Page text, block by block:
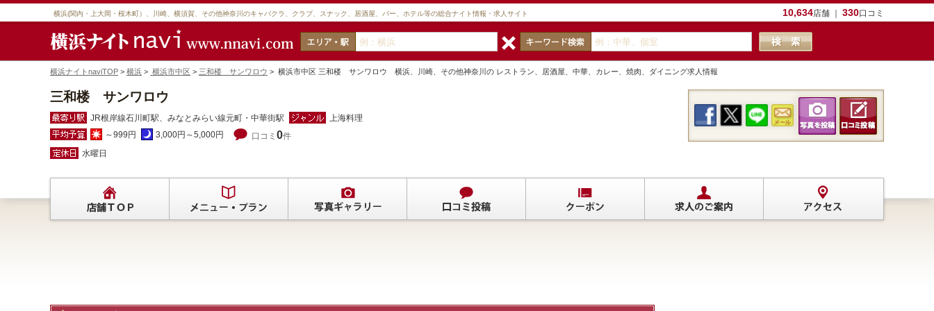
10,634店舗 ｜ 330口コミ
横浜(関内・上大岡・桜木町）、川崎、横須賀、その他神奈川のキャバクラ、クラブ、スナック、居酒屋、バー、ホテル等の総合ナイト情報・求人サイト
横浜ナイトnaviTOP > 横浜 > 横浜市中区 > 三和楼 サンワロウ > 横浜市中区 三和楼 サンワロウ 横浜、川崎、その他神奈川の レストラン、居酒屋、中華、カレー、焼肉、ダイニング求人情報
三和楼 サンワロウ
JR根岸線石川町駅、みなとみらい線元町・中華街駅
上海料理
～999円
3,000円～5,000円 口コミ 0件
水曜日